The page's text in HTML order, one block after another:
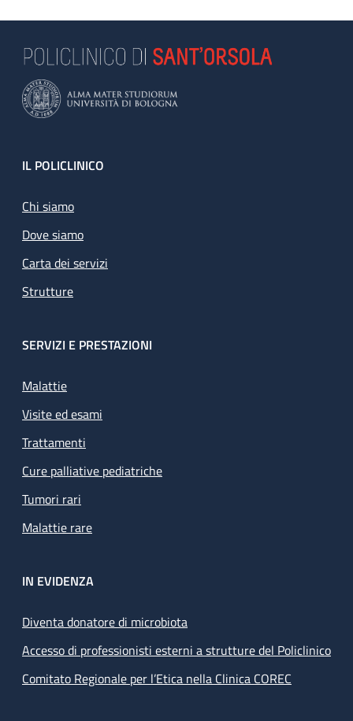
Footer
IL POLICLINICO
Chi siamo
Dove siamo
Carta dei servizi
Strutture
SERVIZI E PRESTAZIONI
Malattie
Visite ed esami
Trattamenti
Cure palliative pediatriche
Tumori rari
Malattie rare
IN EVIDENZA
Diventa donatore di microbiota
Accesso di professionisti esterni a strutture del Policlinico
Comitato Regionale per l’Etica nella Clinica COREC